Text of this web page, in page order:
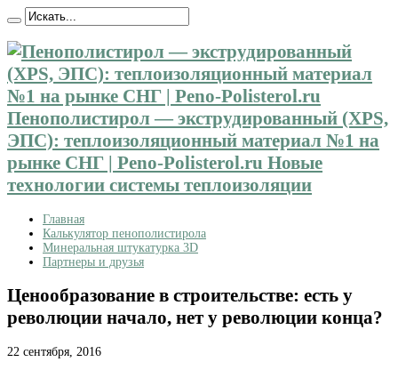
Пенополистирол — экструдированный (XPS,
ЭПС): теплоизоляционный материал №1 на
рынке СНГ | Peno-Polisterol.ru Новые
технологии системы теплоизоляции
Главная
Калькулятор пенополистирола
Минеральная штукатурка 3D
Партнеры и друзья
Ценообразование в строительстве: есть у
революции начало, нет у революции конца?
22 сентября, 2016